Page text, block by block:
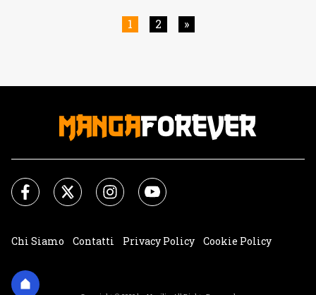
qualche anno fa lasciando in sospeso tutte le vicende
1 2 »
Chi Siamo Contatti Privacy Policy
Cookie Policy